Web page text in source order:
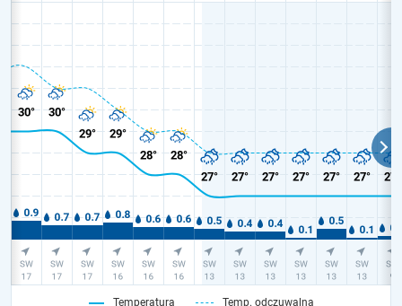
Temperatura Temp. odczuwalna